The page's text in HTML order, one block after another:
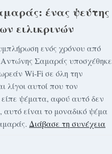
ένας ψεύτης
ειλικρινών
ενός χρόνου από
Σαμαράς υποσχέθηκε
Wi-Fi σε όλη την
λίγοι αυτοί που τον
ψέματα, αφού αυτό δεν
είναι το μοναδικό ψέμα
Διάβασε τη συνέχεια